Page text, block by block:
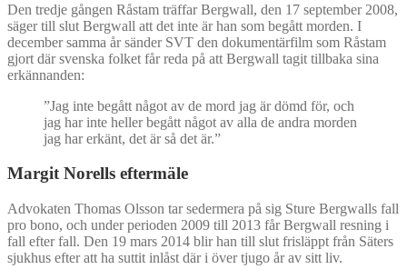
Den tredje gången Råstam träffar Bergwall, den 17 september 2008,
säger till slut Bergwall att det inte är han som begått morden. I
december samma år sänder SVT den dokumentärfilm som Råstam
gjort där svenska folket får reda på att Bergwall tagit tillbaka sina
erkännanden:
”Jag inte begått något av de mord jag är dömd för, och
jag har inte heller begått något av alla de andra morden
jag har erkänt, det är så det är.”
Margit Norells eftermäle
Advokaten Thomas Olsson tar sedermera på sig Sture Bergwalls fall
pro bono, och under perioden 2009 till 2013 får Bergwall resning i
fall efter fall. Den 19 mars 2014 blir han till slut frisläppt från Säters
sjukhus efter att ha suttit inlåst där i över tjugo år av sitt liv.